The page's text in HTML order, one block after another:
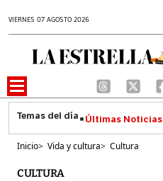
VIERNES 07 AGOSTO 2026
Últimas Noticias
Inicio> Vida y cultura> Cultura
CULTURA